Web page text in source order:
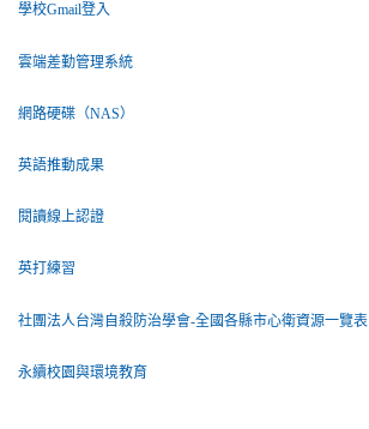
學校Gmail登入
雲端差勤管理系統
網路硬碟（NAS）
英語推動成果
閱讀線上認證
英打練習
社團法人台灣自殺防治學會-全國各縣市心衛資源一覽表
永續校園與環境教育